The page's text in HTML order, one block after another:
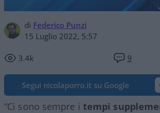
di Federico Punzi
15 Luglio 2022, 5:57
3.4k 9
Segui nicolaporro.it su Google
“Ci sono sempre i tempi